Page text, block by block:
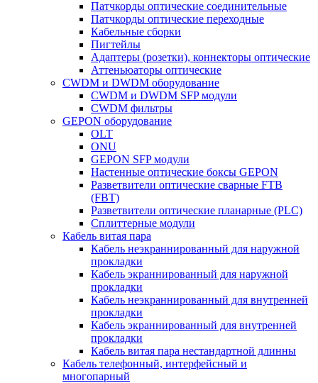
Патчкорды оптические соединительные
Патчкорды оптические переходные
Кабельные сборки
Пигтейлы
Адаптеры (розетки), коннекторы оптические
Аттеньюаторы оптические
CWDM и DWDM оборудование
CWDM и DWDM SFP модули
CWDM фильтры
GEPON оборудование
OLT
ONU
GEPON SFP модули
Настенные оптические боксы GEPON
Разветвители оптические сварные FTB
(FBT)
Разветвители оптические планарные (PLC)
Сплиттерные модули
Кабель витая пара
Кабель неэкраннированный для наружной
прокладки
Кабель экраннированный для наружной
прокладки
Кабель неэкраннированный для внутренней
прокладки
Кабель экраннированный для внутренней
прокладки
Кабель витая пара нестандартной длинны
Кабель телефонный, интерфейсный и
многопарный